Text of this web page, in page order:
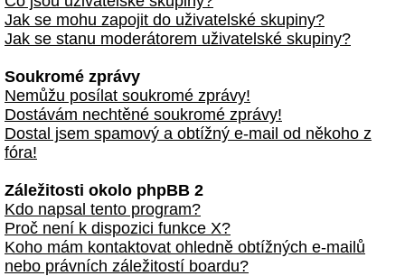
Jak se mohu zapojit do uživatelské skupiny?
Jak se stanu moderátorem uživatelské skupiny?
Soukromé zprávy
Nemůžu posílat soukromé zprávy!
Dostávám nechtěné soukromé zprávy!
Dostal jsem spamový a obtížný e-mail od někoho z
fóra!
Záležitosti okolo phpBB 2
Kdo napsal tento program?
Proč není k dispozici funkce X?
Koho mám kontaktovat ohledně obtížných e-mailů
nebo právních záležitostí boardu?